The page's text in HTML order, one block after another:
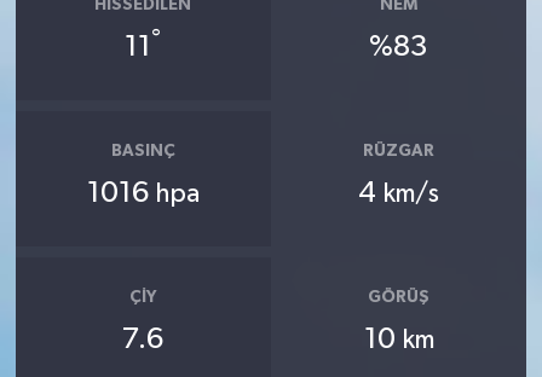
HISSEDILEN
11 °
NEM
%83
BASINÇ
1016 hpa
RÜZGAR
4 km/s
ÇIY
7.6
GÖRÜŞ
10 km